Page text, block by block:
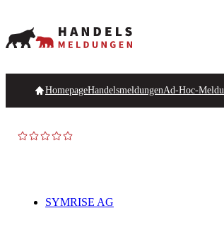
HomepageHandelsmeldungenAd-Hoc-
SYMRISE AG